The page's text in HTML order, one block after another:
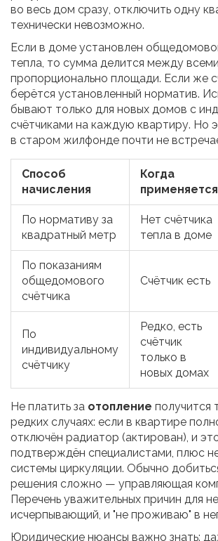
во весь дом сразу, отключить одну
технически невозможно.
Если в доме установлен
тепла, то сумма делится между
пропорционально площади. Если же
берётся установленный норматив.
бывают только для новых домов с
счётчиками на каждую квартиру. Но
в старом жилфонде почти не
Способ
начисления
Когда
применяется
По нормативу за
квадратный метр
Нет счётчика
тепла в доме
По показаниям
общедомового
счётчика
Счётчик есть
По
индивидуальному
счётчику
Редко, есть
счётчик
только в
новых домах
Не платить за отопление получится
редких случаях: если в квартире
отключён радиатор (актирован), и
подтверждён специалистами, плюс
системы циркуляции. Обычно
решения сложно — управляющая
Перечень уважительных причин для
исчерпывающий, и "не проживаю" в
Юридические нюансы важно знать: